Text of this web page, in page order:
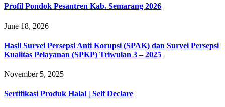
Profil Pondok Pesantren Kab. Semarang 2026
June 18, 2026
Hasil Survei Persepsi Anti Korupsi (SPAK) dan Survei Persepsi
Kualitas Pelayanan (SPKP) Triwulan 3 – 2025
November 5, 2025
Sertifikasi Produk Halal | Self Declare